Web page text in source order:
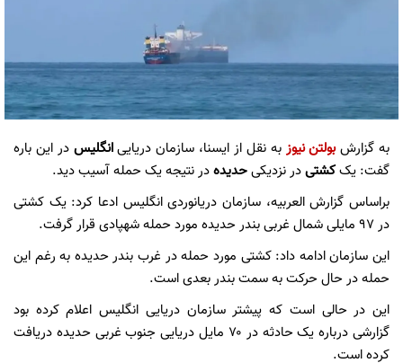
به گزارشبولتن نیوز به نقل از ایسنا، سازمان دریاییانگلیسدر این باره
گفت: یککشتیدر نزدیکیحدیدهدر نتیجه یک حمله آسیب دید.
براساس گزارش العربیه، سازمان دریانوردی انگلیس ادعا کرد: یک کشتی
در ۹۷ مایلی شمال غربی بندر حدیده مورد حمله شهپادی قرار گرفت.
این سازمان ادامه داد: کشتی مورد حمله در غرب بندر حدیده به رغم این
حمله در حال حرکت به سمت بندر بعدی است.
این در حالی است که پیشتر سازمان دریایی انگلیس اعلام کرده بود
گزارشی درباره یک حادثه در ۷۰ مایل دریایی جنوب غربی حدیده دریافت
کرده است.